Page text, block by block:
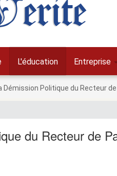
L'éducation Entreprise
Démission Politique du Recteur
du Recteur de